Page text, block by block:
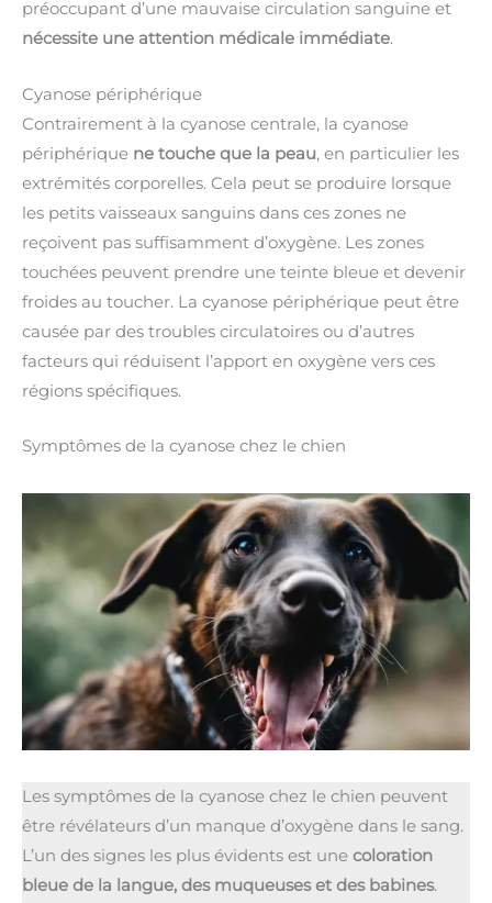
préoccupant d’une mauvaise circulation sanguine et
nécessite une attention médicale immédiate.
Cyanose périphérique
Contrairement à la cyanose centrale, la cyanose
périphérique ne touche que la peau, en particulier les
extrémités corporelles. Cela peut se produire lorsque
les petits vaisseaux sanguins dans ces zones ne
reçoivent pas suffisamment d’oxygène. Les zones
touchées peuvent prendre une teinte bleue et devenir
froides au toucher. La cyanose périphérique peut être
causée par des troubles circulatoires ou d’autres
facteurs qui réduisent l’apport en oxygène vers ces
régions spécifiques.
Symptômes de la cyanose chez le chien
Les symptômes de la cyanose chez le chien peuvent
être révélateurs d’un manque d’oxygène dans le sang.
L’un des signes les plus évidents est une coloration
bleue de la langue, des muqueuses et des babines.